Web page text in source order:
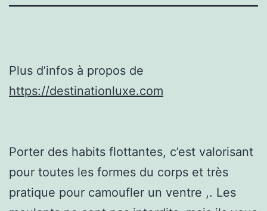
Plus d’infos à propos de
https://destinationluxe.com
Porter des habits flottantes, c’est valorisant
pour toutes les formes du corps et très
pratique pour camoufler un ventre ,. Les